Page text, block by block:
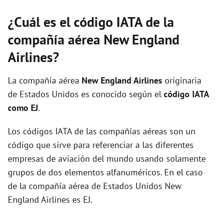
¿Cuál es el código IATA de la
compañía aérea New England
Airlines?
La compañía aérea New England Airlines originaria
de Estados Unidos es conocido según el código IATA
como EJ.
Los códigos IATA de las compañías aéreas son un
código que sirve para referenciar a las diferentes
empresas de aviación del mundo usando solamente
grupos de dos elementos alfanuméricos. En el caso
de la compañía aérea de Estados Unidos New
England Airlines es EJ.